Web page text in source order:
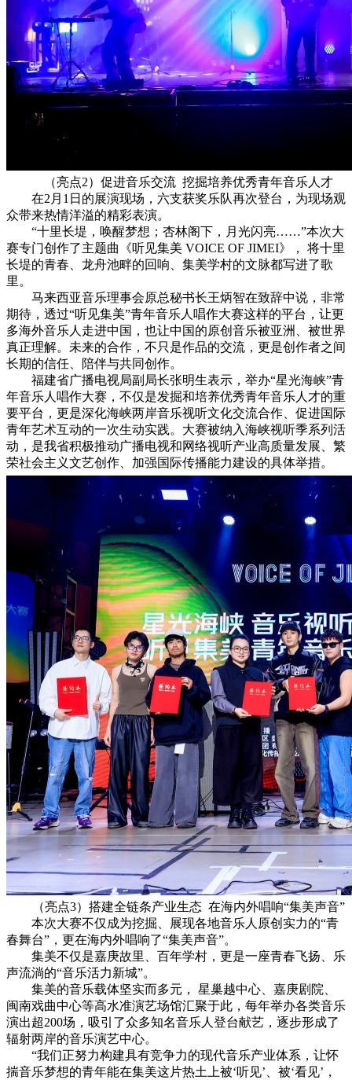
（亮点2）促进音乐交流 挖掘培养优秀青年音乐人才
在2月1日的展演现场，六支获奖乐队再次登台，为现场观
众带来热情洋溢的精彩表演。
“十里长堤，唤醒梦想；杏林阁下，月光闪亮……”本次大
赛专门创作了主题曲《听见集美 VOICE OF JIMEI》， 将十里
长堤的青春、龙舟池畔的回响、集美学村的文脉都写进了歌
里。
马来西亚音乐理事会原总秘书长王炳智在致辞中说，非常
期待，透过“听见集美”青年音乐人唱作大赛这样的平台，让更
多海外音乐人走进中国，也让中国的原创音乐被亚洲、被世界
真正理解。未来的合作，不只是作品的交流，更是创作者之间
长期的信任、陪伴与共同创作。
福建省广播电视局副局长张明生表示，举办“星光海峡”青
年音乐人唱作大赛，不仅是发掘和培养优秀青年音乐人才的重
要平台，更是深化海峡两岸音乐视听文化交流合作、促进国际
青年艺术互动的一次生动实践。大赛被纳入海峡视听季系列活
动，是我省积极推动广播电视和网络视听产业高质量发展、繁
荣社会主义文艺创作、加强国际传播能力建设的具体举措。
（亮点3）搭建全链条产业生态 在海内外唱响“集美声音”
本次大赛不仅成为挖掘、展现各地音乐人原创实力的“青
春舞台”，更在海内外唱响了“集美声音”。
集美不仅是嘉庚故里、百年学村，更是一座青春飞扬、乐
声流淌的“音乐活力新城”。
集美的音乐载体坚实而多元， 星巢越中心、嘉庚剧院、
闽南戏曲中心等高水准演艺场馆汇聚于此，每年举办各类音乐
演出超200场，吸引了众多知名音乐人登台献艺，逐步形成了
辐射两岸的音乐演艺中心。
“我们正努力构建具有竞争力的现代音乐产业体系，让怀
揣音乐梦想的青年能在集美这片热土上被‘听见’、被‘看见’，